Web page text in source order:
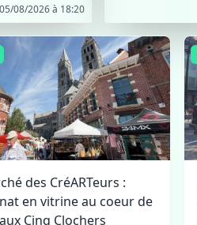
08/2026 à 18:20
des CréARTeurs :
en vitrine au coeur de
Cinq Clochers